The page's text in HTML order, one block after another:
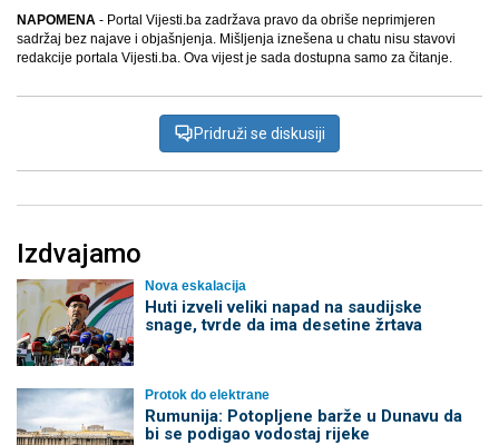
NAPOMENA - Portal Vijesti.ba zadržava pravo da obriše neprimjeren
sadržaj bez najave i objašnjenja. Mišljenja iznešena u chatu nisu stavovi
redakcije portala Vijesti.ba. Ova vijest je sada dostupna samo za čitanje.
Pridruži se diskusiji
Izdvajamo
Nova eskalacija
Huti izveli veliki napad na saudijske
snage, tvrde da ima desetine žrtava
Protok do elektrane
Rumunija: Potopljene barže u Dunavu da
bi se podigao vodostaj rijeke